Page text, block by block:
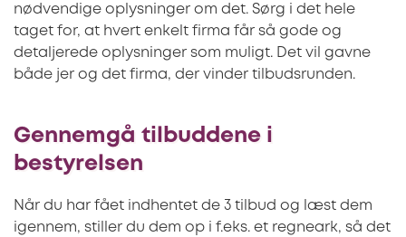
nødvendige oplysninger om det. Sørg i det hele
taget for, at hvert enkelt firma får så gode og
detaljerede oplysninger som muligt. Det vil gavne
både jer og det firma, der vinder tilbudsrunden.
Gennemgå tilbuddene i
bestyrelsen
Når du har fået indhentet de 3 tilbud og læst dem
igennem, stiller du dem op i f.eks. et regneark, så det